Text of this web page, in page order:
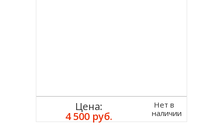
Цена:
4 500 руб.
Нет в
наличии